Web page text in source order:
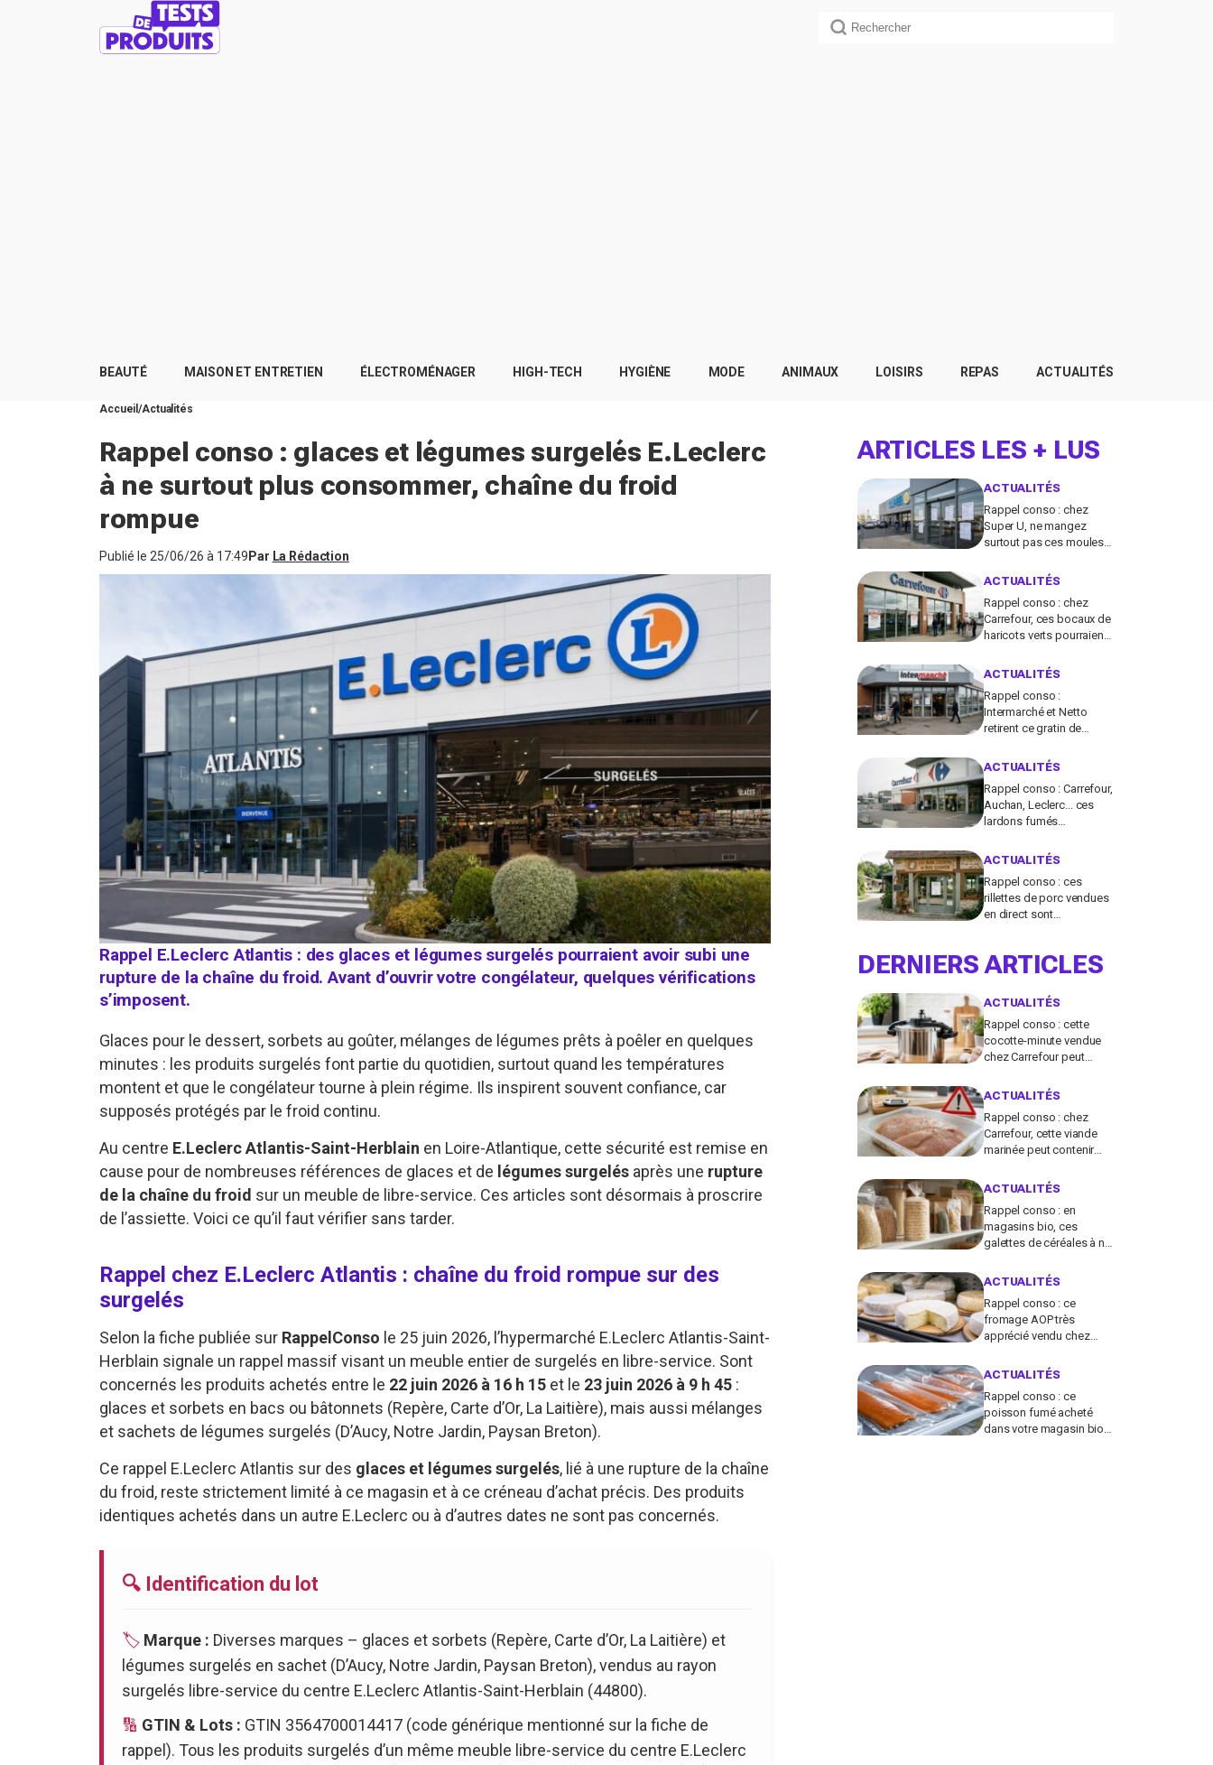
BEAUTÉ MAISON ET ENTRETIEN ÉLECTROMÉNAGER HIGH-TECH HYGIÈNE MODE ANIMAUX LOISIRS REPAS ACTUALITÉS
Accueil Actualités
Rappel conso : glaces et légumes surgelés E.Leclerc
à ne surtout plus consommer, chaîne du froid
rompue
Publié le 25/06/26 à 17:49 Par La Rédaction
Rappel E.Leclerc Atlantis : des glaces et légumes surgelés pourraient avoir subi une
rupture de la chaîne du froid. Avant d’ouvrir votre congélateur, quelques vérifications
s’imposent.
Glaces pour le dessert, sorbets au goûter, mélanges de légumes prêts à poêler en quelques
minutes : les produits surgelés font partie du quotidien, surtout quand les températures
montent et que le congélateur tourne à plein régime. Ils inspirent souvent confiance, car
supposés protégés par le froid continu.
Au centre E.Leclerc Atlantis-Saint-Herblain en Loire-Atlantique, cette sécurité est remise en
cause pour de nombreuses références de glaces et de légumes surgelés après une rupture
de la chaîne du froid sur un meuble de libre-service. Ces articles sont désormais à proscrire
de l’assiette. Voici ce qu’il faut vérifier sans tarder.
Rappel chez E.Leclerc Atlantis : chaîne du froid rompue sur des
surgelés
Selon la fiche publiée sur RappelConso le 25 juin 2026, l’hypermarché E.Leclerc Atlantis-Saint-
Herblain signale un rappel massif visant un meuble entier de surgelés en libre-service. Sont
concernés les produits achetés entre le 22 juin 2026 à 16 h 15 et le 23 juin 2026 à 9 h 45 :
glaces et sorbets en bacs ou bâtonnets (Repère, Carte d’Or, La Laitière), mais aussi mélanges
et sachets de légumes surgelés (D’Aucy, Notre Jardin, Paysan Breton).
Ce rappel E.Leclerc Atlantis sur des glaces et légumes surgelés, lié à une rupture de la chaîne
du froid, reste strictement limité à ce magasin et à ce créneau d’achat précis. Des produits
identiques achetés dans un autre E.Leclerc ou à d’autres dates ne sont pas concernés.
🔍 Identification du lot
🏷️ Marque : Diverses marques – glaces et sorbets (Repère, Carte d’Or, La Laitière) et
légumes surgelés en sachet (D’Aucy, Notre Jardin, Paysan Breton), vendus au rayon
surgelés libre-service du centre E.Leclerc Atlantis-Saint-Herblain (44800).
🔢 GTIN & Lots : GTIN 3564700014417 (code générique mentionné sur la fiche de
rappel). Tous les produits surgelés d’un même meuble libre-service du centre E.Leclerc
ARTICLES LES + LUS
ACTUALITÉS
Rappel conso : chez
Super U, ne mangez
surtout pas ces moules
toxines diarrhéiques
ACTUALITÉS
Rappel conso : chez
Carrefour, ces bocaux de
haricots verts pourraient
de verre
ACTUALITÉS
Rappel conso :
Intermarché et Netto
retirent ce gratin de
de Listeria
ACTUALITÉS
Rappel conso : Carrefour,
Auchan, Leclerc... ces
lardons fumés
salmonelle à vérifier chez
ACTUALITÉS
Rappel conso : ces
rillettes de porc vendues
en direct sont
frigo
DERNIERS ARTICLES
ACTUALITÉS
Rappel conso : cette
cocotte-minute vendue
chez Carrefour peut
graves brûlures
ACTUALITÉS
Rappel conso : chez
Carrefour, cette viande
marinée peut contenir
consommez pas
ACTUALITÉS
Rappel conso : en
magasins bio, ces
galettes de céréales à ne
contiennent une toxine
ACTUALITÉS
Rappel conso : ce
fromage AOP très
apprécié vendu chez
contaminé par la Listeria
ACTUALITÉS
Rappel conso : ce
poisson fumé acheté
dans votre magasin bio